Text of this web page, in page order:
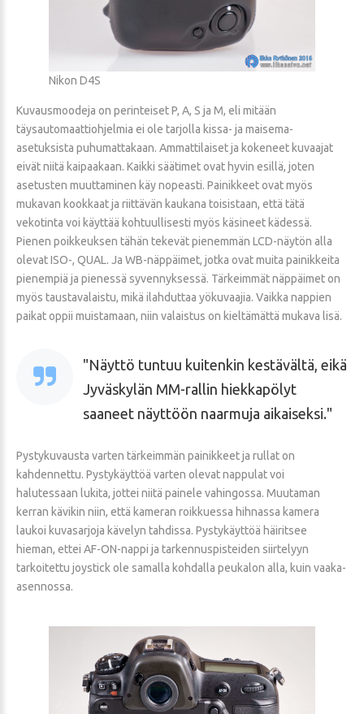
Nikon D4S
Kuvausmoodeja on perinteiset P, A, S ja M, eli mitään
täysautomaattiohjelmia ei ole tarjolla kissa- ja maisema-
asetuksista puhumattakaan. Ammattilaiset ja kokeneet kuvaajat
eivät niitä kaipaakaan. Kaikki säätimet ovat hyvin esillä, joten
asetusten muuttaminen käy nopeasti. Painikkeet ovat myös
mukavan kookkaat ja riittävän kaukana toisistaan, että tätä
vekotinta voi käyttää kohtuullisesti myös käsineet kädessä.
Pienen poikkeuksen tähän tekevät pienemmän LCD-näytön alla
olevat ISO-, QUAL. Ja WB-näppäimet, jotka ovat muita painikkeita
pienempiä ja pienessä syvennyksessä. Tärkeimmät näppäimet on
myös taustavalaistu, mikä ilahduttaa yökuvaajia. Vaikka nappien
paikat oppii muistamaan, niin valaistus on kieltämättä mukava lisä.
Näyttö tuntuu kuitenkin kestävältä, eikä
Jyväskylän MM-rallin hiekkapölyt
saaneet näyttöön naarmuja aikaiseksi.
Pystykuvausta varten tärkeimmän painikkeet ja rullat on
kahdennettu. Pystykäyttöä varten olevat nappulat voi
halutessaan lukita, jottei niitä painele vahingossa. Muutaman
kerran kävikin niin, että kameran roikkuessa hihnassa kamera
laukoi kuvasarjoja kävelyn tahdissa. Pystykäyttöä häiritsee
hieman, ettei AF-ON-nappi ja tarkennuspisteiden siirtelyyn
tarkoitettu joystick ole samalla kohdalla peukalon alla, kuin vaaka-
asennossa.